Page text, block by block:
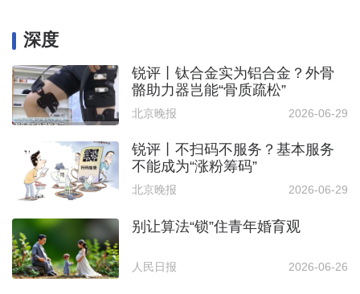
深度
锐评丨钛合金实为铝合金？外骨
骼助力器岂能“骨质疏松”
北京晚报 2026-06-29
锐评丨不扫码不服务？基本服务
不能成为“涨粉筹码”
北京晚报 2026-06-29
别让算法“锁”住青年婚育观
人民日报 2026-06-26